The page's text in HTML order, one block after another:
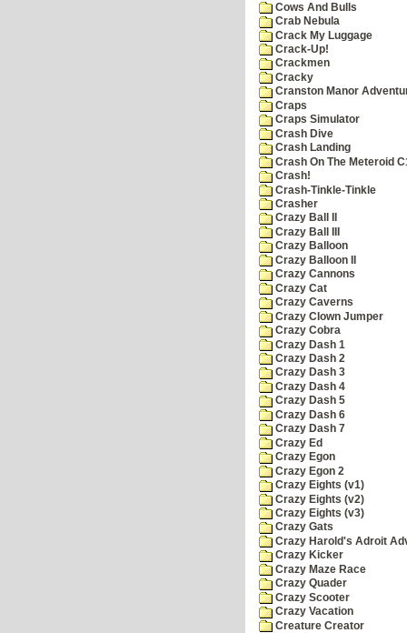
Cows And Bulls
Crab Nebula
Crack My Luggage
Crack-Up!
Crackmen
Cracky
Cranston Manor
Craps
Craps Simulator
Crash Dive
Crash Landing
Crash On The Meteroid
Crash!
Crash-Tinkle-Tinkle
Crasher
Crazy Ball II
Crazy Ball III
Crazy Balloon
Crazy Balloon II
Crazy Cannons
Crazy Cat
Crazy Caverns
Crazy Clown Jumper
Crazy Cobra
Crazy Dash 1
Crazy Dash 2
Crazy Dash 3
Crazy Dash 4
Crazy Dash 5
Crazy Dash 6
Crazy Dash 7
Crazy Ed
Crazy Egon
Crazy Egon 2
Crazy Eights (v1)
Crazy Eights (v2)
Crazy Eights (v3)
Crazy Gats
Crazy Harold's Adroit
Crazy Kicker
Crazy Maze Race
Crazy Quader
Crazy Scooter
Crazy Vacation
Creature Creator